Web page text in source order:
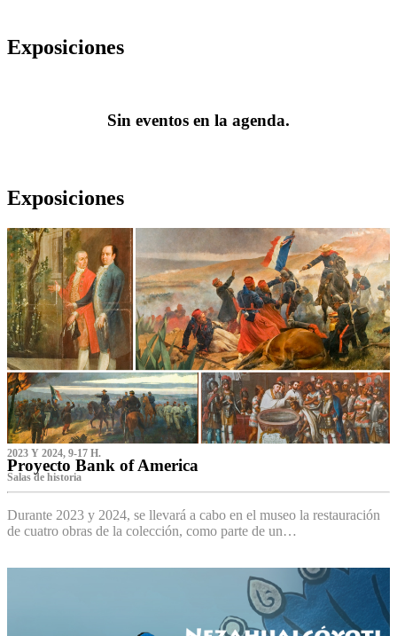
Exposiciones
Sin eventos en la agenda.
Exposiciones
2023 Y 2024, 9-17 H.
Proyecto Bank of America
S‌alas de historia
Durante 2023 y 2024, se llevará a cabo en el museo la restauración
de cuatro obras de la colección, como parte de un…